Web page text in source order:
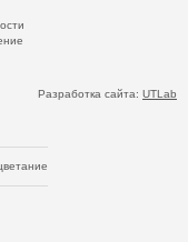
Разработка сайта: UTLab